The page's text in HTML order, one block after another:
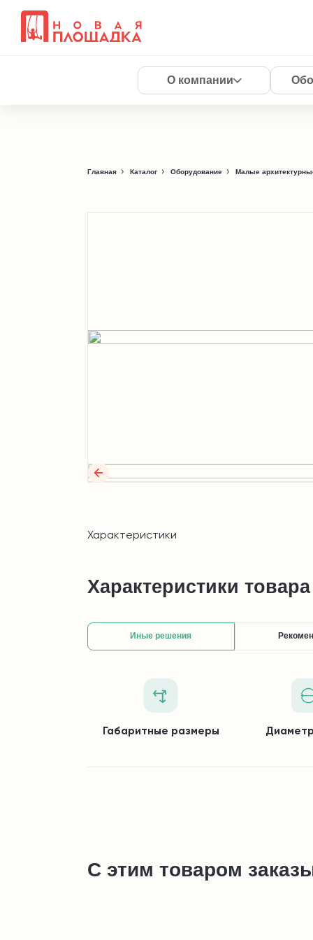
О компании
Главная Каталог Оборудование Малые
Характеристики
Характеристики товара
Иные решения
Габаритные размеры
С этим товаром